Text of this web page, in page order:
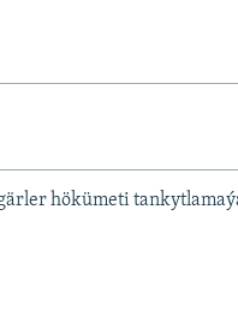
hökümeti